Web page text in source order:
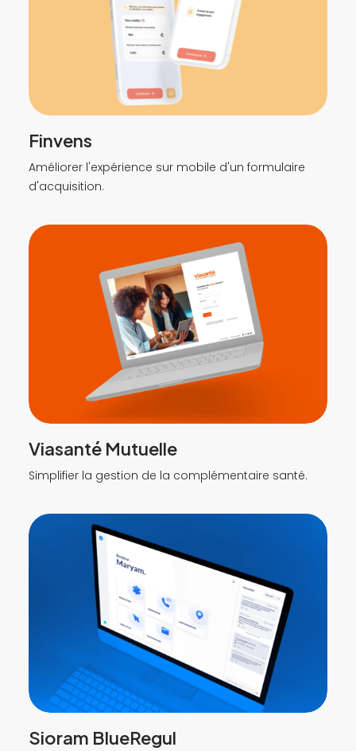
Finvens
Améliorer l'expérience sur mobile d'un formulaire
d'acquisition.
Viasanté Mutuelle
Simplifier la gestion de la complémentaire santé.
Sioram BlueRegul